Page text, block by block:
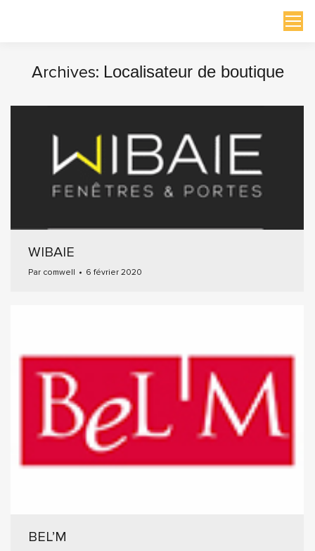
Archives: Localisateur de boutique
WIBAIE
Par comwell 6 février 2020
BEL’M